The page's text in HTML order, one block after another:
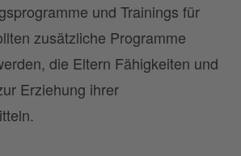
und Trainings für
zusätzliche Programme
die Eltern Fähigkeiten und
Erziehung ihrer